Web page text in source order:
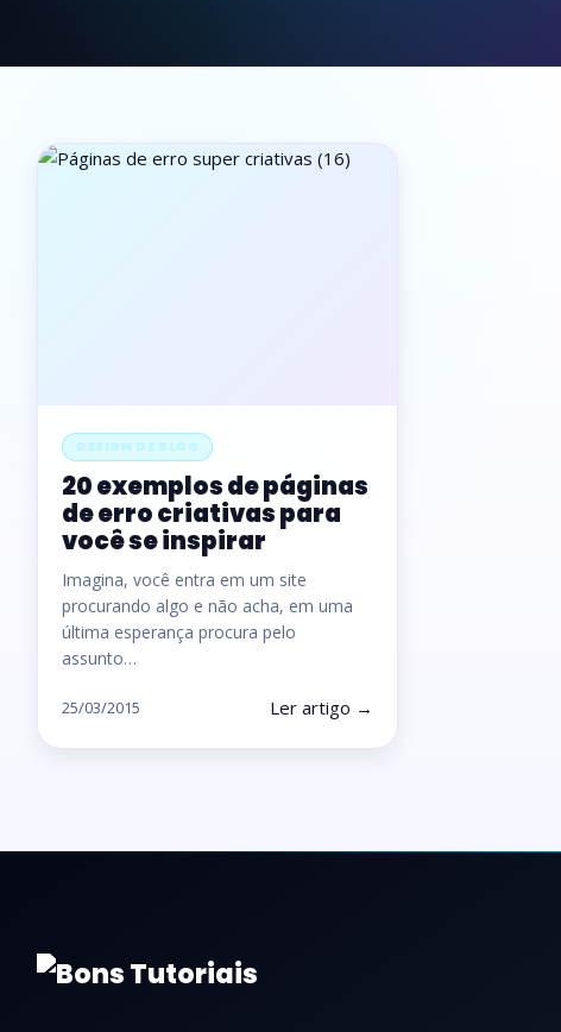
DESIGN DE BLOG
20 exemplos de páginas
de erro criativas para
você se inspirar
Imagina, você entra em um site
procurando algo e não acha, em uma
última esperança procura pelo
assunto…
25/03/2015 Ler artigo →